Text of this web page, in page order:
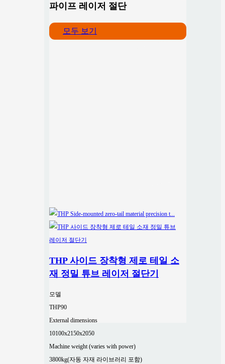
파이프 레이저 절단
모두 보기
THP 사이드 장착형 제로 테일 소
재 정밀 튜브 레이저 절단기
모델
THP90
External dimensions
10100x2150x2050
Machine weight (varies with power)
3800kg(자동 자재 라이브러리 포함)